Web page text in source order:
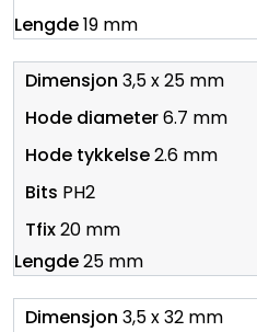
19 mm
3,5 x 25 mm
6.7 mm
2.6 mm
PH2
20 mm
25 mm
3,5 x 32 mm